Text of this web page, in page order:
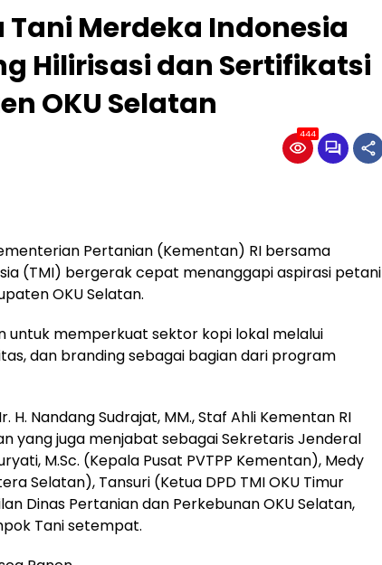
Merdeka Indonesia
Hilirisasi dan Sertifikatsi
OKU Selatan
444
Pertanian (Kementan) RI bersama
(TMI) bergerak cepat menanggapi aspirasi petani
OKU Selatan.
untuk memperkuat sektor kopi lokal melalui
dan branding sebagai bagian dari program
H. Nandang Sudrajat, MM., Staf Ahli Kementan RI
yang juga menjabat sebagai Sekretaris Jenderal
M.Sc. (Kepala Pusat PVTPP Kementan), Medy
Selatan), Tansuri (Ketua DPD TMI OKU Timur
Dinas Pertanian dan Perkebunan OKU Selatan,
Tani setempat.